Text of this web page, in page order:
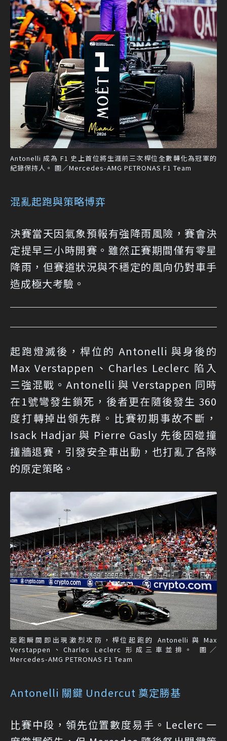
Antonelli 成為 F1 史上首位將生涯前三次桿位全數轉化為冠軍的
紀錄保持人。 圖／Mercedes-AMG PETRONAS F1 Team
混亂起跑與策略博弈
決賽當天因氣象預報有強降雨風險，賽會決
定提早三小時開賽。雖然正賽期間僅有零星
降雨，但賽道狀況與不穩定的風向仍對車手
造成極大考驗。
起跑燈滅後，桿位的 Antonelli 與身後的
Max Verstappen、Charles Leclerc 陷入
三強混戰。Antonelli 與 Verstappen 同時
在1號彎發生鎖死，後者更在隨後發生 360
度打轉掉出領先群。比賽初期事故不斷，
Isack Hadjar 與 Pierre Gasly 先後因碰撞
撞牆退賽，引發安全車出動，也打亂了各隊
的原定策略。
起跑瞬間即出現激烈攻防，桿位起跑的 Antonelli 與 Max
Verstappen、Charles Leclerc 形成三車並排。 圖／
Mercedes-AMG PETRONAS F1 Team
Antonelli 關鍵 Undercut 奠定勝基
比賽中段，領先位置數度易手。Leclerc 一